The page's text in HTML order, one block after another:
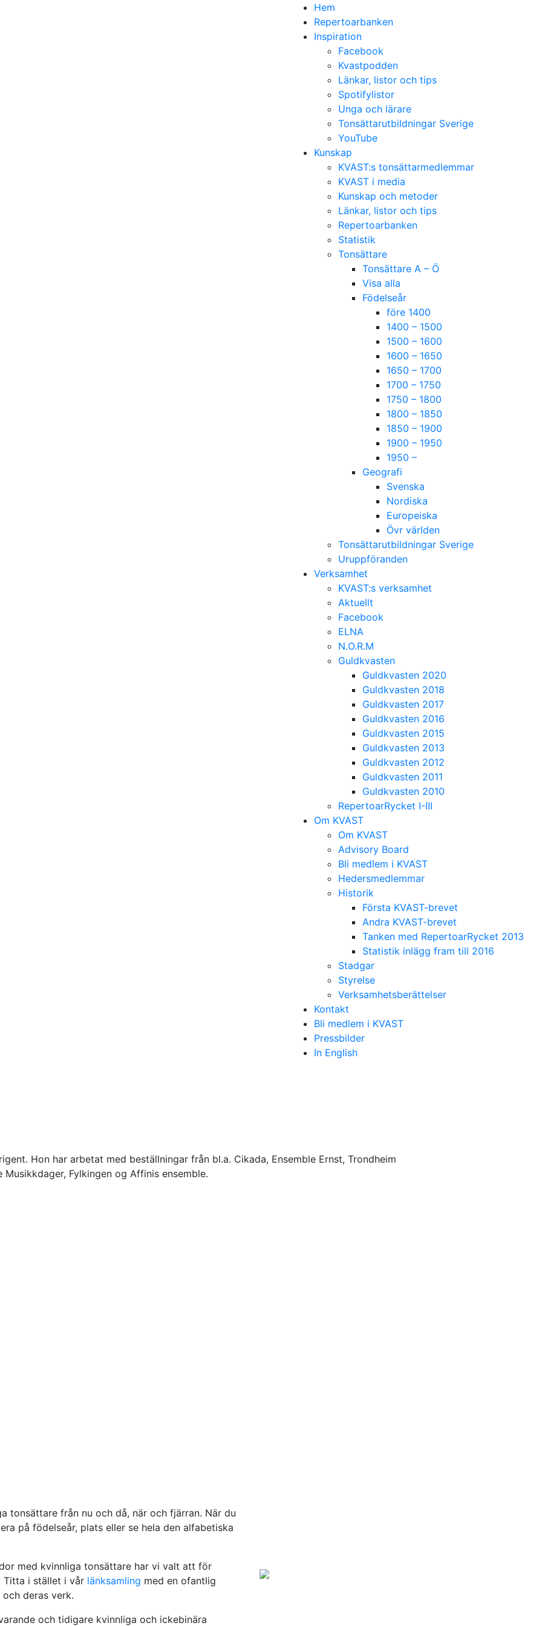
Hem
Repertoarbanken
Inspiration
Facebook
Kvastpodden
Länkar, listor och tips
Spotifylistor
Unga och lärare
Tonsättarutbildningar Sverige
YouTube
Kunskap
KVAST:s tonsättarmedlemmar
KVAST i media
Kunskap och metoder
Länkar, listor och tips
Repertoarbanken
Statistik
Tonsättare
Tonsättare A – Ö
Visa alla
Födelseår
före 1400
1400 – 1500
1500 – 1600
1600 – 1650
1650 – 1700
1700 – 1750
1750 – 1800
1800 – 1850
1850 – 1900
1900 – 1950
1950 –
Geografi
Svenska
Nordiska
Europeiska
Övr världen
Tonsättarutbildningar Sverige
Uruppföranden
Verksamhet
KVAST:s verksamhet
Aktuellt
Facebook
ELNA
N.O.R.M
Guldkvasten
Guldkvasten 2020
Guldkvasten 2018
Guldkvasten 2017
Guldkvasten 2016
Guldkvasten 2015
Guldkvasten 2013
Guldkvasten 2012
Guldkvasten 2011
Guldkvasten 2010
RepertoarRycket I-III
Om KVAST
Om KVAST
Advisory Board
Bli medlem i KVAST
Hedersmedlemmar
Historik
Första KVAST-brevet
Andra KVAST-brevet
Tanken med RepertoarRycket 2013
Statistik inlägg fram till 2016
Stadgar
Styrelse
Verksamhetsberättelser
Kontakt
Bli medlem i KVAST
Pressbilder
In English
Hon har arbetat med beställningar från bl.a. Cikada, Ensemble Ernst, Trondheim
Fylkingen og Affinis ensemble.
tonsättare från nu och då, när och fjärran. När du
på födelseår, plats eller se hela den alfabetiska
med kvinnliga tonsättare har vi valt att för
Titta i stället i vår länksamling med en ofantlig
deras verk.
och tidigare kvinnliga och ickebinära